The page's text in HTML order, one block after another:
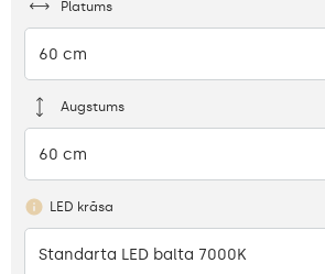
Platums
60 cm
Augstums
60 cm
LED krāsa
Standarta LED balta 7000K